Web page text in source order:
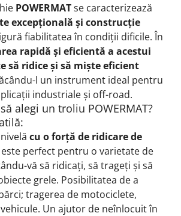
POWERMATse caracterizează
excepțională și construcție
fiabilitatea în condiții dificile.În
rapidă și eficientă a acestui
să ridice și să miște eficient
l un instrument ideal pentru
industriale și off-road.
alegi un troliu POWERMAT?
cu o forță de ridicare de
este perfect pentru o varietate de
vă să ridicați, să trageți și să
grele. Posibilitatea de a
tragerea de motociclete,
Un ajutor de neînlocuit în